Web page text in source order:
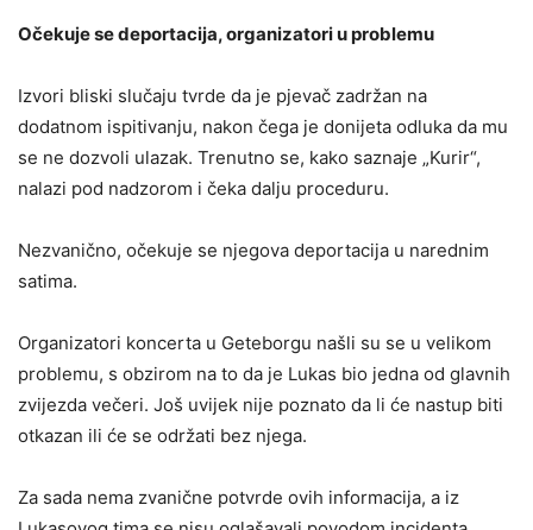
Očekuje se deportacija, organizatori u problemu
Izvori bliski slučaju tvrde da je pjevač zadržan na
dodatnom ispitivanju, nakon čega je donijeta odluka da mu
se ne dozvoli ulazak. Trenutno se, kako saznaje „Kurir“,
nalazi pod nadzorom i čeka dalju proceduru.
Nezvanično, očekuje se njegova deportacija u narednim
satima.
Organizatori koncerta u Geteborgu našli su se u velikom
problemu, s obzirom na to da je Lukas bio jedna od glavnih
zvijezda večeri. Još uvijek nije poznato da li će nastup biti
otkazan ili će se održati bez njega.
Za sada nema zvanične potvrde ovih informacija, a iz